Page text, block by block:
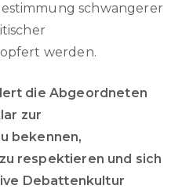
schwangerer
werden.
die Abgeordneten
zur
bekennen,
respektieren und sich
Debattenkultur